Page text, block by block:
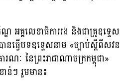
គ្គលេខាធិការរង និងជាគ្រូឧទ្ទេស
ានធ្វើបទឧទ្ទេសនាម «ច្បាប់ស្តីពីសវន
រណៈ នៃព្រះរាជាណាចក្រកម្ពុជា»
រួមមាន៖